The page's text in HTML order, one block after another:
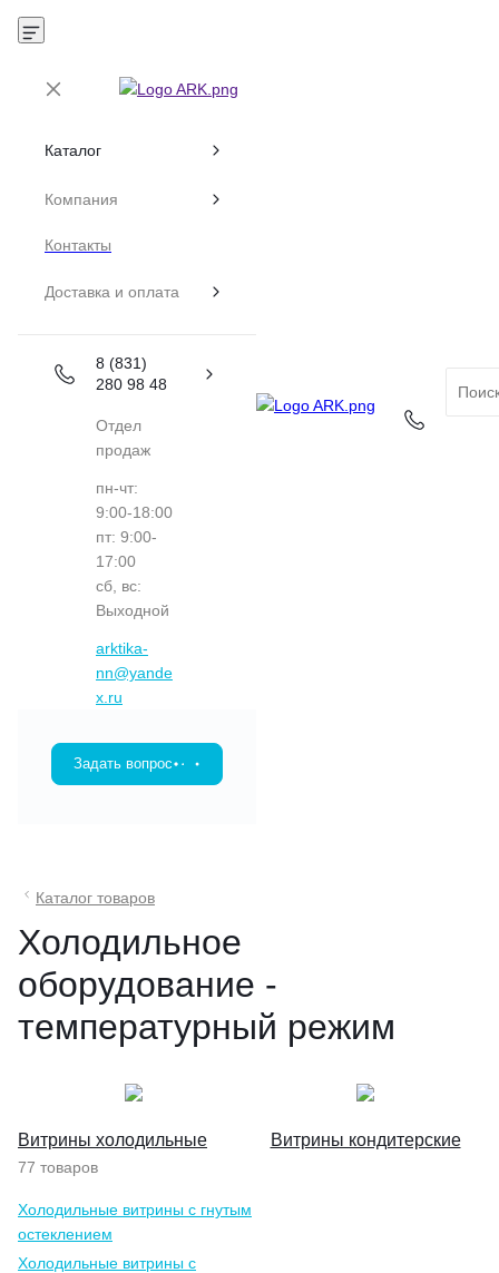
Каталог
Компания
Контакты
Доставка и оплата
8 (831)
280 98 48
Отдел
продаж
пн-чт:
9:00-18:00
пт: 9:00-
17:00
сб, вс:
Выходной
arktika-
nn@yande
x.ru
Задать вопрос
Каталог товаров
Холодильное
оборудование -
температурный режим
Витрины холодильные
77 товаров
Холодильные витрины с гнутым
остеклением
Холодильные витрины с
Витрины кондитерские